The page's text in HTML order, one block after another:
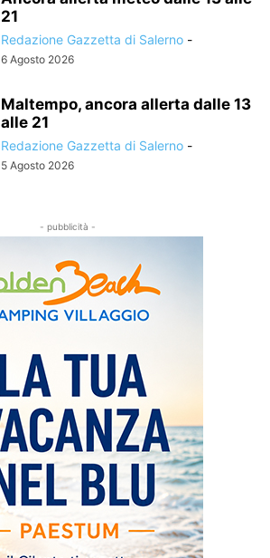
21
Redazione Gazzetta di Salerno -
6 Agosto 2026
Maltempo, ancora allerta dalle 13
alle 21
Redazione Gazzetta di Salerno -
5 Agosto 2026
- pubblicità -